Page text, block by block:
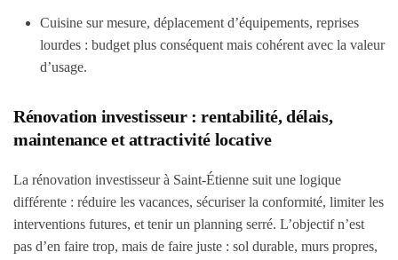
Cuisine sur mesure, déplacement d’équipements, reprises
lourdes : budget plus conséquent mais cohérent avec la valeur
d’usage.
Rénovation investisseur : rentabilité, délais,
maintenance et attractivité locative
La rénovation investisseur à Saint-Étienne suit une logique
différente : réduire les vacances, sécuriser la conformité, limiter les
interventions futures, et tenir un planning serré. L’objectif n’est
pas d’en faire trop, mais de faire juste : sol durable, murs propres,